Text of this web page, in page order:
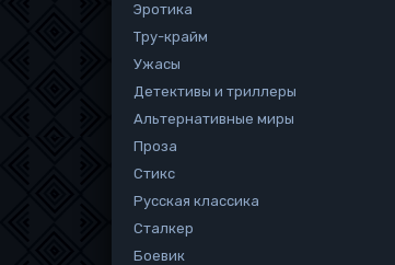
Эротика
Тру-крайм
Ужасы
Детективы и триллеры
Альтернативные миры
Проза
Стикс
Русская классика
Сталкер
Боевик